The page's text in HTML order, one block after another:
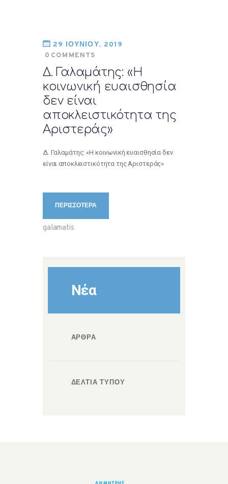
29 ΙΟΥΝΙΟΥ, 2019
0 COMMENTS
Δ. Γαλαμάτης: «Η
κοινωνική ευαισθησία
δεν είναι
αποκλειστικότητα της
Αριστεράς»
Δ. Γαλαμάτης: «Η κοινωνική ευαισθησία δεν
είναι αποκλειστικότητα της Αριστεράς»
ΠΕΡΙΣΣΟΤΕΡΑ
galamatis
Νέα
ΑΡΘΡΑ
ΔΕΛΤΙΑ ΤΥΠΟΥ